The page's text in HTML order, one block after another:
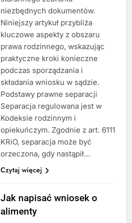
niezbędnych dokumentów.
Niniejszy artykuł przybliża
kluczowe aspekty z obszaru
prawa rodzinnego, wskazując
praktyczne kroki konieczne
podczas sporządzania i
składania wniosku w sądzie.
Podstawy prawne separacji
Separacja regulowana jest w
Kodeksie rodzinnym i
opiekuńczym. Zgodnie z art. 6111
KRiO, separacja może być
orzeczona, gdy nastąpił…
Czytaj więcej
Jak napisać wniosek o
alimenty